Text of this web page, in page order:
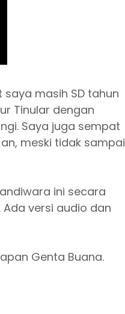
masih SD tahun
Tinular dengan
Saya juga sempat
meski tidak sampai
ini secara
versi audio dan
Genta Buana.